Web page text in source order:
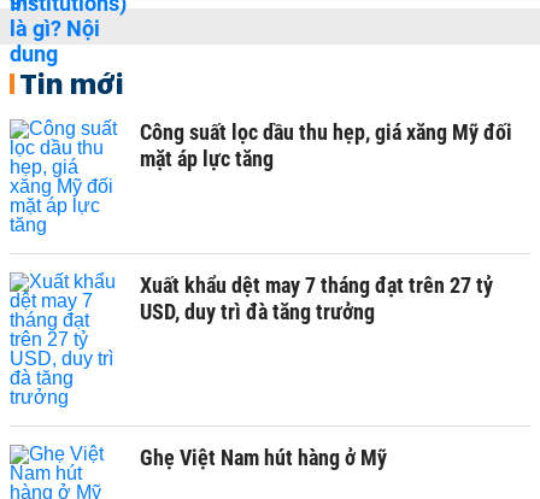
Tin mới
Công suất lọc dầu thu hẹp, giá xăng Mỹ đối
mặt áp lực tăng
Xuất khẩu dệt may 7 tháng đạt trên 27 tỷ
USD, duy trì đà tăng trưởng
Ghẹ Việt Nam hút hàng ở Mỹ